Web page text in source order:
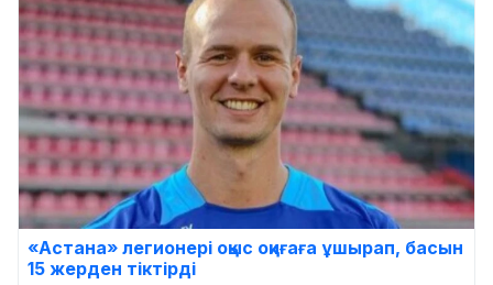
«Астана» легионері оқыс оқиғаға ұшырап, басын
15 жерден тіктірді